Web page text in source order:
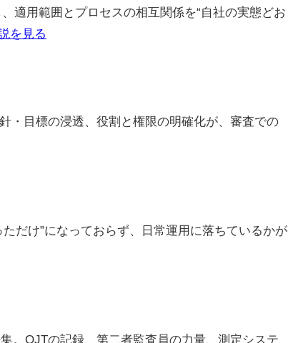
適用範囲とプロセスの相互関係を“自社の実態どお
を見る
・目標の浸透、役割と権限の明確化が、審査での
だけ”になっておらず、日常運用に落ちているかが
。OJTの記録、第二者監査員の力量、測定システ